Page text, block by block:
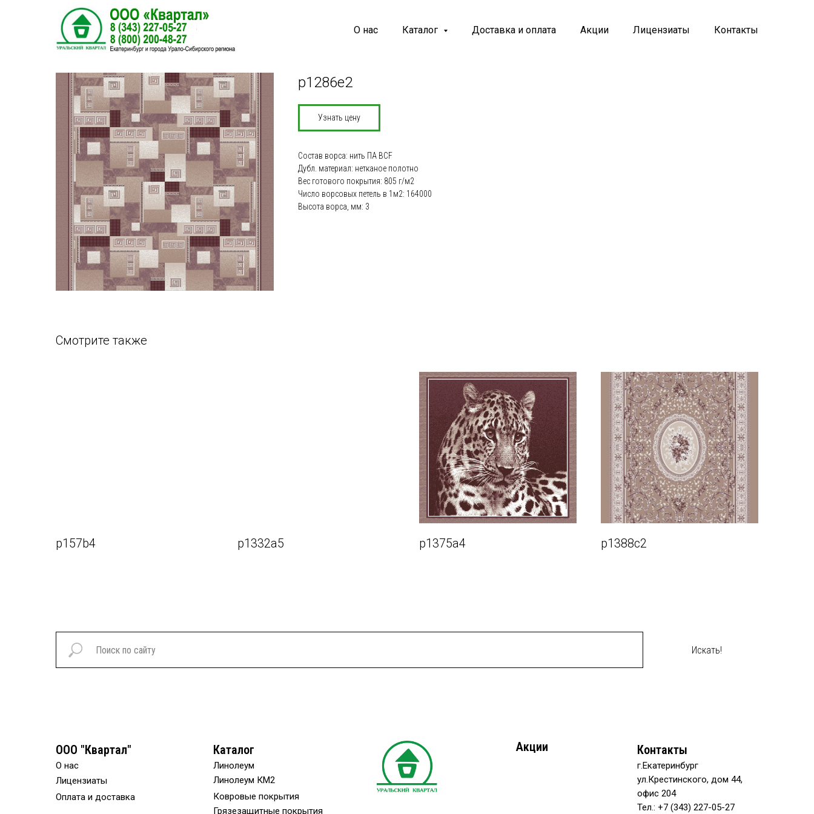
О нас Каталог Доставка и оплата Акции Лицензиаты Контакты
p1286e2
Узнать цену
Состав ворса: нить ПА BCF
Дубл. материал: нетканое полотно
Вес готового покрытия: 805 г/м2
Число ворсовых петель в 1м2: 164000
Высота ворса, мм: 3
Смотрите также
p157b4 p1332a5 p1375a4 p1388c2
Искать!
ООО "Квартал" Каталог Контакты
О нас
Оплата и доставка
Лицензиаты
Линолеум
Ковровые покрытия
Грязезащитные покрытия
г.Екатеринбург
ул.Крестинского, дом 44,
офис 204
Тел.: +7 (343) 227-05-27
Акции
Линолеум КМ2